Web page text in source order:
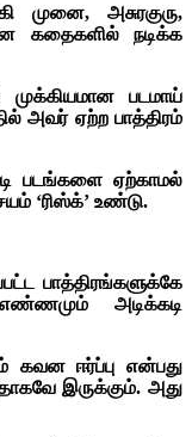
முனை, அசுரகுரு,
கதைகளில் நடிக்க
படமாய்
அவர் ஏற்ற பாத்திரம்
படங்களை ஏற்காமல்
‘ரிஸ்க்’ உண்டு.
பாத்திரங்களுக்கே
அடிக்கடி
ஈர்ப்பு என்பது
இருக்கும். அது